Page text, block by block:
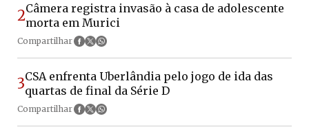
2Câmera registra invasão à casa de adolescente
morta em Murici
Compartilhar
3CSA enfrenta Uberlândia pelo jogo de ida das
quartas de final da Série D
Compartilhar